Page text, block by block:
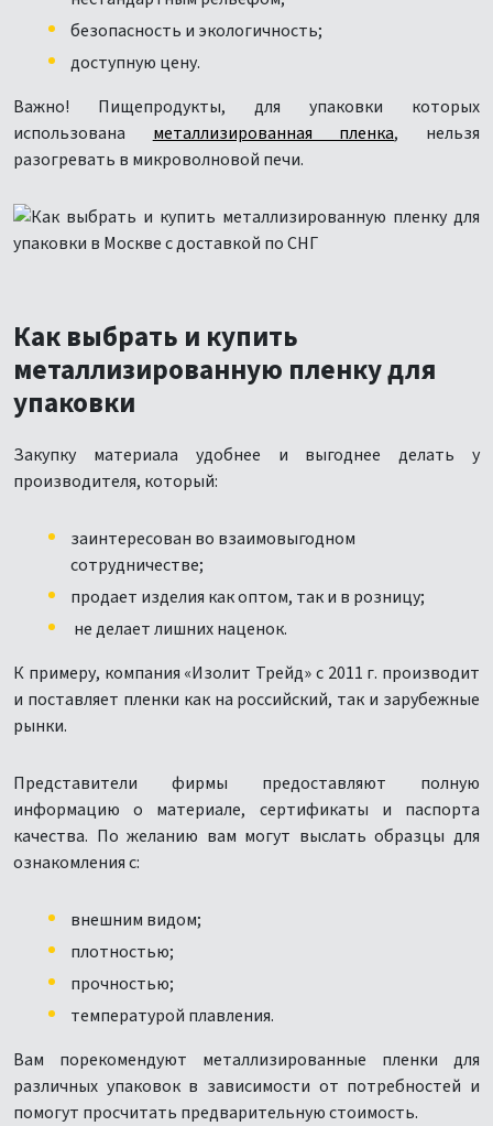
безопасность и экологичность;
доступную цену.
Важно! Пищепродукты, для упаковки которых
использована металлизированная пленка, нельзя
разогревать в микроволновой печи.
Как выбрать и купить
металлизированную пленку для
упаковки
Закупку материала удобнее и выгоднее делать у
производителя, который:
заинтересован во взаимовыгодном
сотрудничестве;
продает изделия как оптом, так и в розницу;
не делает лишних наценок.
К примеру, компания «Изолит Трейд» с 2011 г. производит
и поставляет пленки как на российский, так и зарубежные
рынки.
Представители фирмы предоставляют полную
информацию о материале, сертификаты и паспорта
качества. По желанию вам могут выслать образцы для
ознакомления с:
внешним видом;
плотностью;
прочностью;
температурой плавления.
Вам порекомендуют металлизированные пленки для
различных упаковок в зависимости от потребностей и
помогут просчитать предварительную стоимость.